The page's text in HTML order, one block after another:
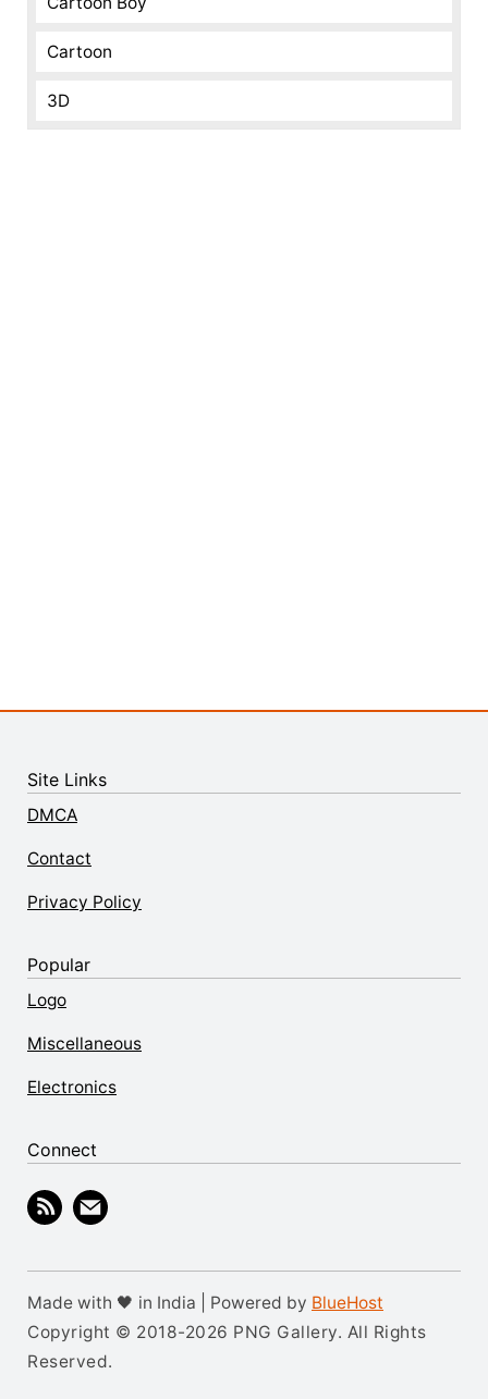
Cartoon
3D
Site Links
DMCA
Contact
Privacy Policy
Popular
Logo
Miscellaneous
Electronics
Connect
Made with 🖤 in India | Powered by BlueHost
Copyright © 2018-2026 PNG Gallery. All Rights
Reserved.